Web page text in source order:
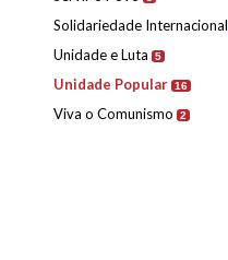
Solidariedade Internacional
Unidade e Luta 5
Unidade Popular 16
Viva o Comunismo 2